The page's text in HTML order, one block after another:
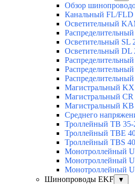
Обзор
Канальный FL/FLD
Осветительный
Осветительный SL
Осветительный DL
Магистральный
Магистральный
Магистральный
Среднего
Троллейный TB 35-
Троллейный TBE
Троллейный TBS
Монотроллейный
Монотроллейный
Монотроллейный
Шинопроводы EKF
▼